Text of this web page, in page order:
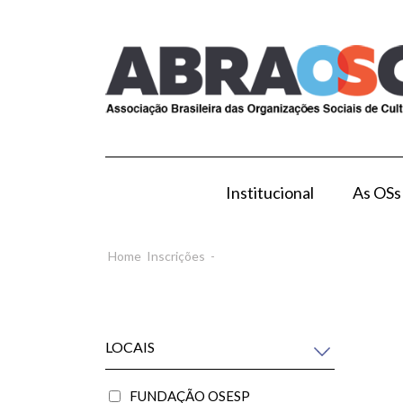
Institucional As OSs
Home Inscrições -
LOCAIS
FUNDAÇÃO OSESP